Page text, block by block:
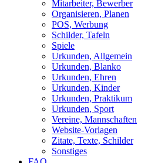
Mitarbeiter, Bewerber
Organisieren, Planen
POS, Werbung
Schilder, Tafeln
Spiele
Urkunden, Allgemein
Urkunden, Blanko
Urkunden, Ehren
Urkunden, Kinder
Urkunden, Praktikum
Urkunden, Sport
Vereine, Mannschaften
Website-Vorlagen
Zitate, Texte, Schilder
Sonstiges